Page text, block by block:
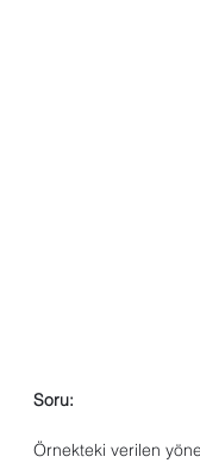
Soru:
Örnekteki verilen